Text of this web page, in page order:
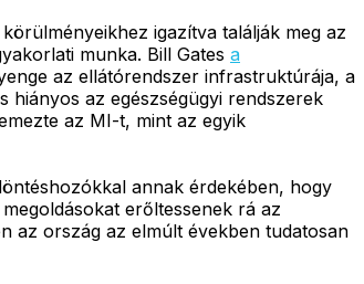
igazítva találják meg az
munka. Bill Gates a
az ellátórendszer infrastruktúrája, a
hiányos az egészségügyi rendszerek
az MI-t, mint az egyik
annak érdekében, hogy
erőltessenek rá az
az ország az elmúlt években tudatosan